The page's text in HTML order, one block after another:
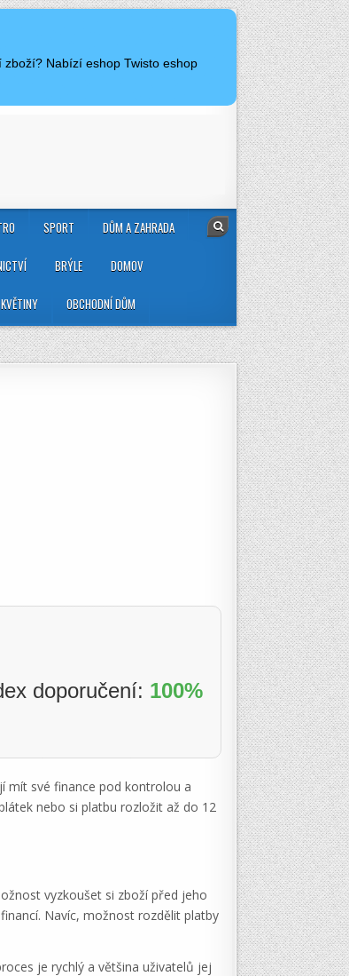
Nabízí eshop Twisto eshop
SPORT DŮM A ZAHRADA
BRÝLE DOMOV
KVĚTINY OBCHODNÍ DŮM
doporučení: 100%
mít své finance pod kontrolou a
nebo si platbu rozložit až do 12
vyzkoušet si zboží před jeho
Navíc, možnost rozdělit platby
je rychlý a většina uživatelů jej